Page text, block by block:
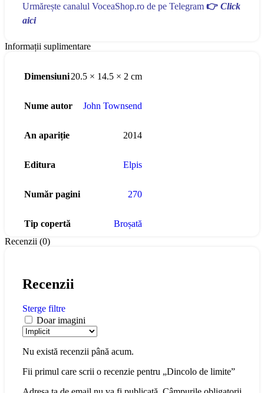
Urmărește canalul VoceaShop.ro de pe Telegram 👉 Click
aici
Informații suplimentare
Dimensiuni20.5 × 14.5 × 2 cm
Nume autor John Townsend
An apariție 2014
Editura Elpis
Număr pagini 270
Tip copertă
Broșată
Recenzii (0)
Recenzii
Sterge filtre
Doar imagini
Nu există recenzii până acum.
Fii primul care scrii o recenzie pentru „Dincolo de limite”